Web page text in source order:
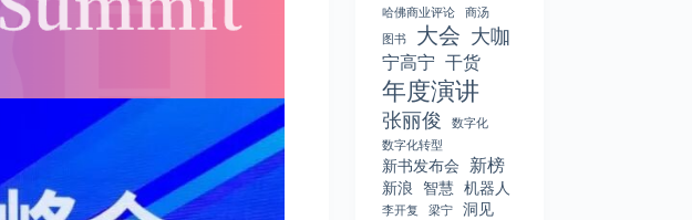
哈佛商业评论
商汤
图书 大会 大咖
宁高宁 干货
年度演讲
张丽俊
数字化
数字化转型
新书发布会 新榜
新浪 智慧 机器人
李开复 梁宁
洞见